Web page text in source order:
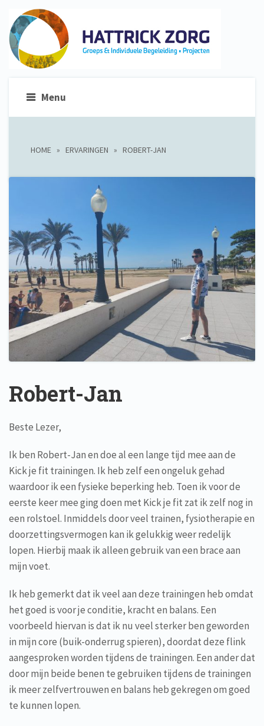
Menu
HOME »ERVARINGEN »ROBERT-JAN
Robert-Jan
Beste Lezer,
Ik ben Robert-Jan en doe al een lange tijd mee aan de
Kick je fit trainingen. Ik heb zelf een ongeluk gehad
waardoor ik een fysieke beperking heb. Toen ik voor de
eerste keer mee ging doen met Kick je fit zat ik zelf nog in
een rolstoel. Inmiddels door veel trainen, fysiotherapie en
doorzettingsvermogen kan ik gelukkig weer redelijk
lopen. Hierbij maak ik alleen gebruik van een brace aan
mijn voet.
Ik heb gemerkt dat ik veel aan deze trainingen heb omdat
het goed is voor je conditie, kracht en balans. Een
voorbeeld hiervan is dat ik nu veel sterker ben geworden
in mijn core (buik-onderrug spieren), doordat deze flink
aangesproken worden tijdens de trainingen. Een ander dat
door mijn beide benen te gebruiken tijdens de trainingen
ik meer zelfvertrouwen en balans heb gekregen om goed
te kunnen lopen.